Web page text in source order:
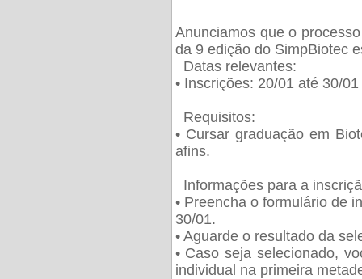
Anunciamos que o
da 9 edição do SimpBiotec
Datas relevantes:
• Inscrições: 20/01 até 30/01
Requisitos:
• Cursar graduação em
afins.
Informações para a
• Preencha o formulário de
30/01.
• Aguarde o resultado da
• Caso seja selecionado,
individual na primeira